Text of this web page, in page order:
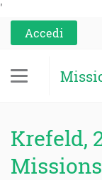
'
Accedi
Krefeld,